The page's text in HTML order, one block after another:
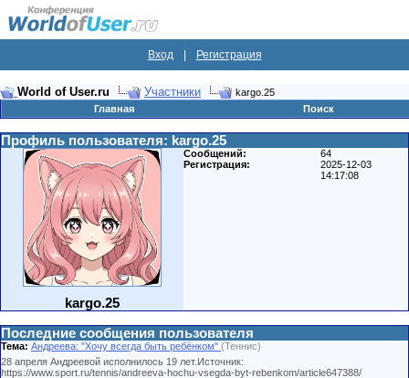
Вход Регистрация
World of User.ru Участники
kargo.25
Главная
Поиск
Профиль пользователя: kargo.25
kargo.25
Сообщений:
64
Регистрация:
2025-12-03
14:17:08
Последние сообщения пользователя
Тема: Андреева: "Хочу всегда быть ребёнком" (Теннис)
28 апреля Андреевой исполнилось 19 лет.Источник:
https://www.sport.ru/tennis/andreeva-hochu-vsegda-byt-rebenkom/article647388/